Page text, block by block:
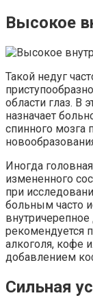
Высокое
Такой недуг
области глаз. В
назначает
спинного мозга
Иногда
измененного
при
больным часто
рекомендуется
алкоголя, кофе
добавлением
Сильная